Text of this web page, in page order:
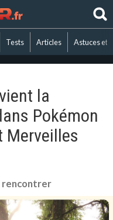
Tests Articles Astuces et
la
Pokémon
Merveilles
rencontrer